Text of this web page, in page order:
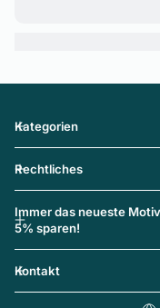
Kategorien
Rechtliches
Immer das neueste
5% sparen!
Kontakt